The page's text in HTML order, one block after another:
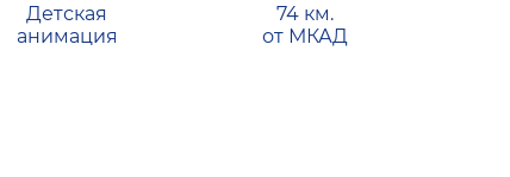
Детская
анимация
74 км.
от МКАД